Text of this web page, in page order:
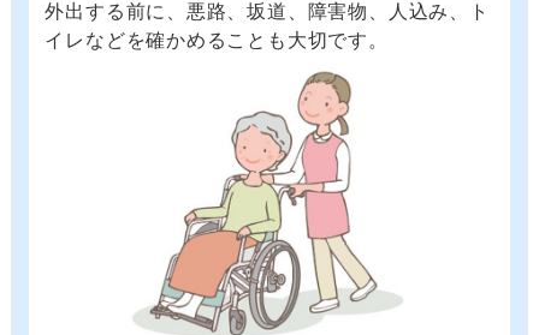
外出する前に、悪路、坂道、障害物、人込み、ト
イレなどを確かめることも大切です。